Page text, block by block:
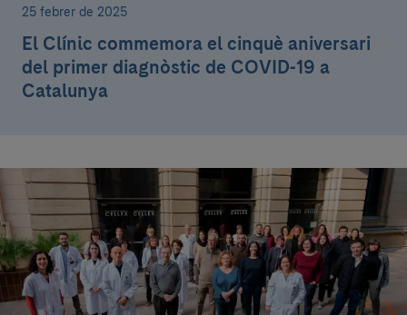
25 febrer de 2025
El Clínic commemora el cinquè aniversari
del primer diagnòstic de COVID-19 a
Catalunya